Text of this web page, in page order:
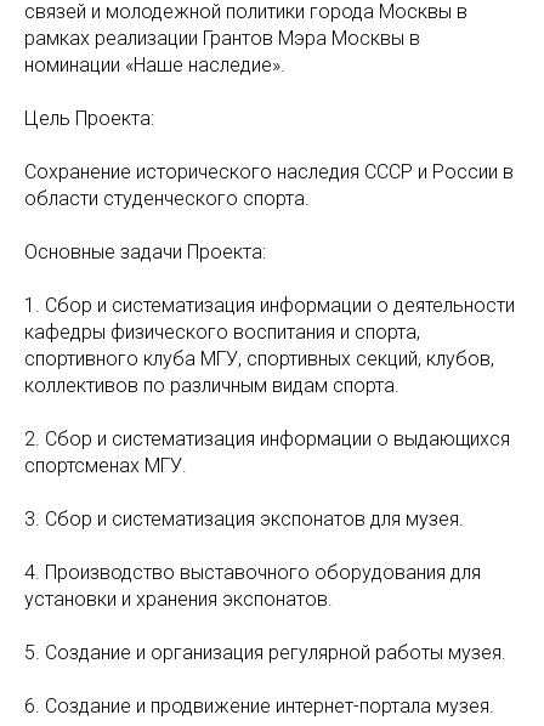
связей и молодежной политики города Москвы в
рамках реализации Грантов Мэра Москвы в
номинации «Наше наследие».
Цель Проекта:
Сохранение исторического наследия СССР и России в
области студенческого спорта.
Основные задачи Проекта:
1. Сбор и систематизация информации о деятельности
кафедры физического воспитания и спорта,
спортивного клуба МГУ, спортивных секций, клубов,
коллективов по различным видам спорта.
2. Сбор и систематизация информации о выдающихся
спортсменах МГУ.
3. Сбор и систематизация экспонатов для музея.
4. Производство выставочного оборудования для
установки и хранения экспонатов.
5. Создание и организация регулярной работы музея.
6. Создание и продвижение интернет-портала музея.